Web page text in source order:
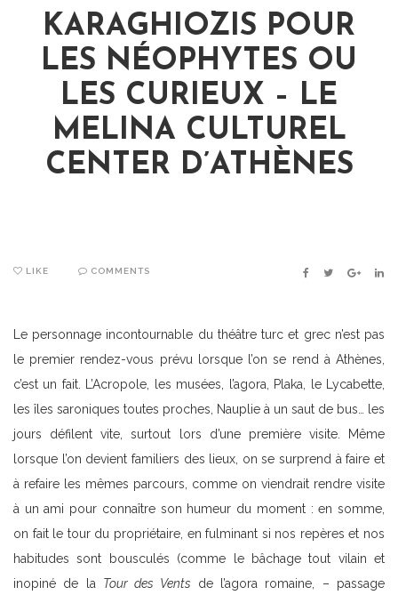
KARAGHIOZIS POUR
LES NÉOPHYTES OU
LES CURIEUX – LE
MELINA CULTUREL
CENTER D’ATHÈNES
LIKE COMMENTS FACEBOOK
TWITTER
Le personnage incontournable du théâtre turc et grec n’est pas
le premier rendez-vous prévu lorsque l’on se rend à Athènes,
c’est un fait. L’Acropole, les musées, l’agora, Plaka, le Lycabette,
les îles saroniques toutes proches, Nauplie à un saut de bus… les
jours défilent vite, surtout lors d’une première visite. Même
lorsque l’on devient familiers des lieux, on se surprend à faire et
à refaire les mêmes parcours, comme on viendrait rendre visite
à un ami pour connaître son humeur du moment : en somme,
on fait le tour du propriétaire, en fulminant si nos repères et nos
habitudes sont bousculés (comme le bâchage tout vilain et
inopiné de la Tour des Vents de l’agora romaine, – passage